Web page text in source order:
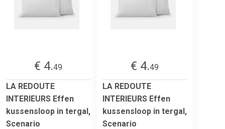
€ 4.49
LA REDOUTE
INTERIEURS Effen
kussensloop in tergal,
Scenario
€ 4.49
LA REDOUTE
INTERIEURS Effen
kussensloop in tergal,
Scenario